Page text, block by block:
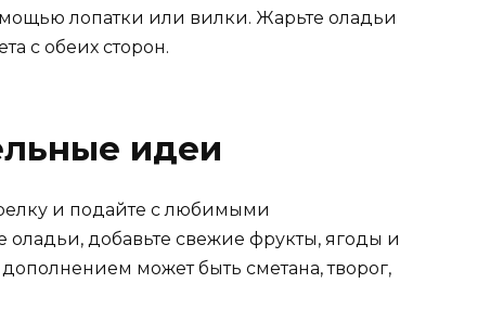
лопатки или вилки. Жарьте оладьи
с обеих сторон.
идеи
и подайте с любимыми
добавьте свежие фрукты, ягоды и
может быть сметана, творог,